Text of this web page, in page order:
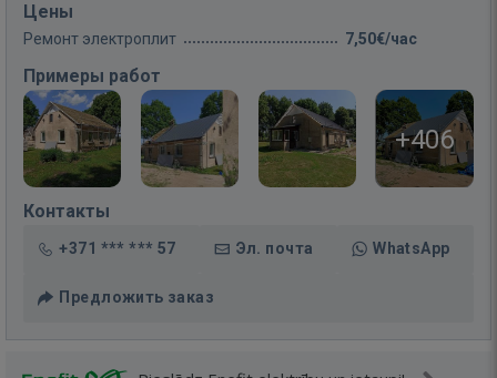
Цены
Ремонт электроплит 7,50€/час
Примеры работ
+406
Контакты
+371 *** *** 57 Эл. почта WhatsApp
Предложить заказ